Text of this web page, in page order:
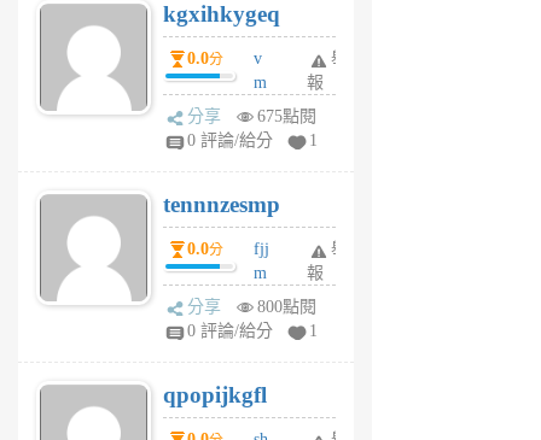
6
個
月
前
kgxihkygeq
0.0分
v
m
sg
sr
6
個
月
前
舉
報
分享
675點閱
0 評論/給分
1
tennnzesmp
0.0分
fjj
m
w
rs
6
個
舉
報
分享
800點閱
0 評論/給分
1
qpopijkgfl